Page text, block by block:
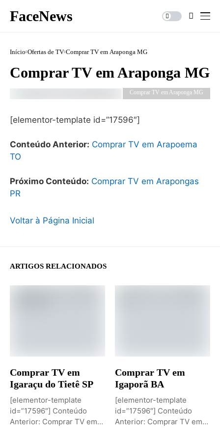
FaceNews
Início Ofertas de TV Comprar TV em Araponga MG
Comprar TV em Araponga MG
Comprar TV em Araponga MG
[elementor-template id=”17596″]
Conteúdo Anterior: Comprar TV em Arapoema
TO
Próximo Conteúdo: Comprar TV em Arapongas
PR
Voltar à Página Inicial
ARTIGOS RELACIONADOS
Comprar TV em
Igaraçu do Tietê SP
[elementor-template
id=”17596″] Conteúdo
Anterior: Comprar TV em
Comprar TV em
Igaporã BA
[elementor-template
id=”17596″] Conteúdo
Anterior: Comprar TV em